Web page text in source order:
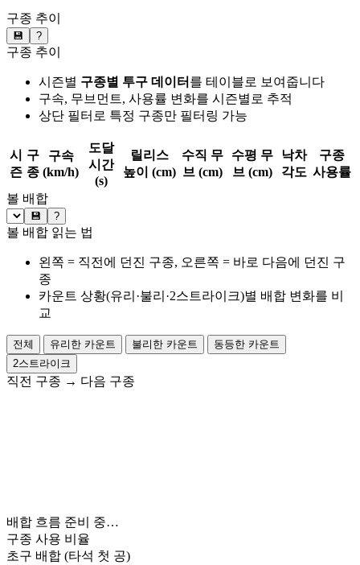
구종 추이
💾 ?
구종 추이
시즌별 구종별 투구 데이터 를 테이블로 보여줍니다
구속, 무브먼트, 사용률 변화를 시즌별로 추적
상단 필터로 특정 구종만 필터링 가능
시
즌
구
종
구속
(km/h)
도달
시간
(s)
릴리스
높이 (cm)
수직 무
브 (cm)
수평 무
브 (cm)
낙차
각도
구종
사용률
볼 배합
💾 ?
볼 배합 읽는 법
왼쪽 = 직전에 던진 구종, 오른쪽 = 바로 다음에 던진 구
종
카운트 상황(유리·불리·2스트라이크)별 배합 변화를 비
교
전체 유리한 카운트 불리한 카운트
동등한 카운트
2스트라이크
직전 구종 → 다음 구종
배합 흐름 준비 중…
구종 사용 비율
초구 배합 (타석 첫 공)